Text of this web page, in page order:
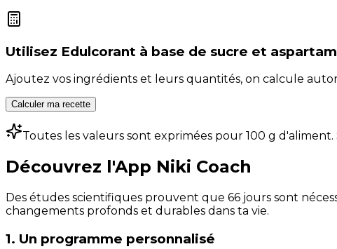
Utilisez Edulcorant à base de sucre et
Ajoutez vos ingrédients et leurs quantités, on calcule
Calculer ma recette
Toutes les valeurs sont exprimées pour 100 g d'aliment.
Découvrez l'App Niki Coach
Des études scientifiques prouvent que 66 jours sont
changements profonds et durables dans ta vie.
1. Un programme personnalisé